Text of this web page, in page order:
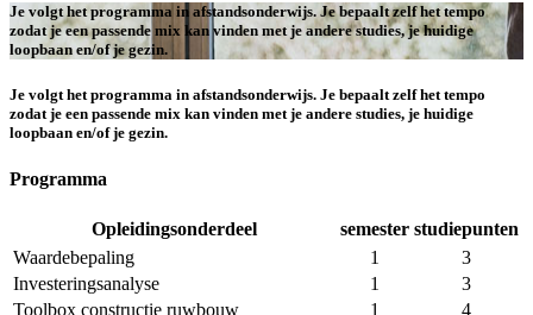
Je volgt het programma in afstandsonderwijs. Je bepaalt zelf het tempo
zodat je een passende mix kan vinden met je andere studies, je huidige
loopbaan en/of je gezin.
Je volgt het programma in afstandsonderwijs. Je bepaalt zelf het tempo
zodat je een passende mix kan vinden met je andere studies, je huidige
loopbaan en/of je gezin.
Programma
Programma van de micro-credential financiële planning voor
Opleidingsonderdeel semester studiepunten
Waardebepaling
1
3
Investeringsanalyse
1
3
Toolbox constructie ruwbouw
1 4